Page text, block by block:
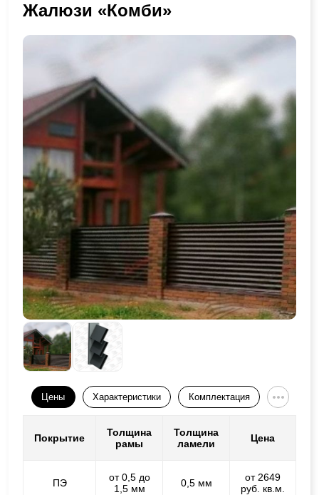
Жалюзи «Комби»
Цены Характеристики Комплектация
Покрытие
Толщина
рамы
Толщина
ламели
Цена
ПЭ
от 0,5 до
1,5 мм
0,5 мм
от 2649
руб. кв.м.